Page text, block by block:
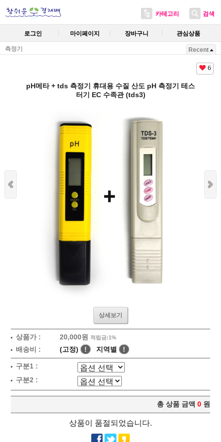
카테고리 검색
로그인 마이페이지 장바구니 관심상품
측정기 Recent
6
pH메타 + tds 측정기 휴대용 수질 산도 pH 측정기 테스
터기 EC 수족관 (tds3)
상세보기
상품가 : 20,000원 적립금:1%
배송비 : (고정) ! 지역별 !
구분1 :
구분2 :
총 상품 금액 0 원
상품이 품절되었습니다.